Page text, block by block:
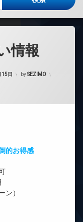
情報
日 bySEZIMO
的お得感
ン）